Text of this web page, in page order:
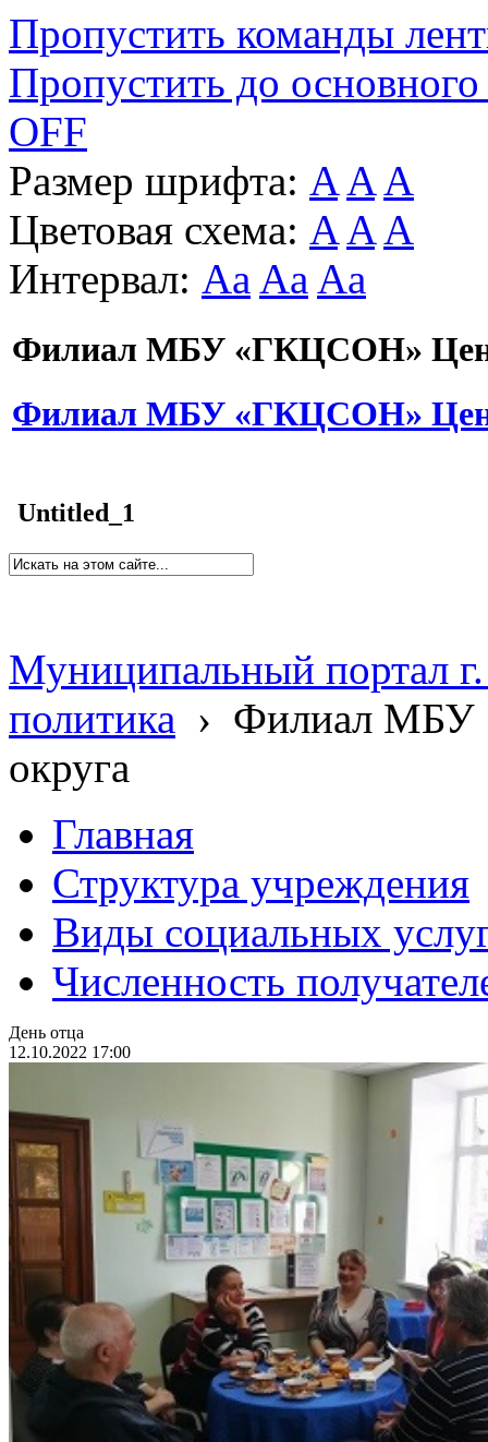
Пропустить команды
Пропустить до основного
OFF
Размер шрифта: A A A
Цветовая схема: A A A
Интервал: Aa Aa Aa
Филиал МБУ «ГКЦСОН»
Филиал МБУ «ГКЦСОН»
Untitled_1
Муниципальный портал
политика › Филиал МБУ
округа
Главная
Структура учреждения
Виды социальных
Численность
День отца
12.10.2022 17:00